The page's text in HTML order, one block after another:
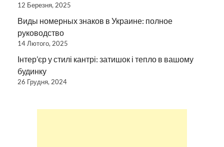
12 Березня, 2025
Виды номерных знаков в Украине: полное
руководство
14 Лютого, 2025
Інтер’єр у стилі кантрі: затишок і тепло в вашому
будинку
26 Грудня, 2024